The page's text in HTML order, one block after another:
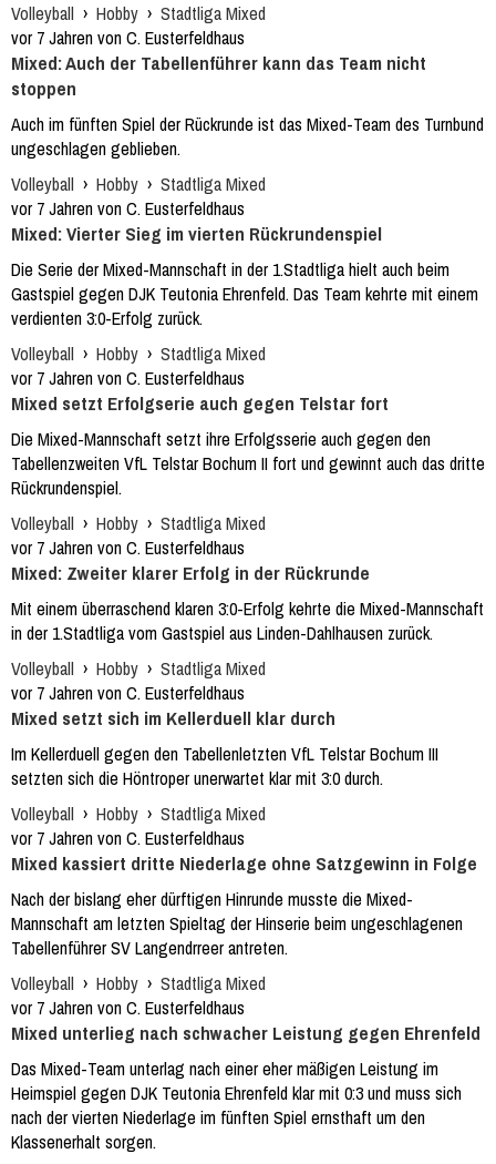
Volleyball › Hobby › Stadtliga Mixed
vor 7 Jahren von C. Eusterfeldhaus
Mixed: Auch der Tabellenführer kann das Team nicht
stoppen
Auch im fünften Spiel der Rückrunde ist das Mixed-Team des Turnbund
ungeschlagen geblieben.
Volleyball › Hobby › Stadtliga Mixed
vor 7 Jahren von C. Eusterfeldhaus
Mixed: Vierter Sieg im vierten Rückrundenspiel
Die Serie der Mixed-Mannschaft in der 1.Stadtliga hielt auch beim
Gastspiel gegen DJK Teutonia Ehrenfeld. Das Team kehrte mit einem
verdienten 3:0-Erfolg zurück.
Volleyball › Hobby › Stadtliga Mixed
vor 7 Jahren von C. Eusterfeldhaus
Mixed setzt Erfolgserie auch gegen Telstar fort
Die Mixed-Mannschaft setzt ihre Erfolgsserie auch gegen den
Tabellenzweiten VfL Telstar Bochum II fort und gewinnt auch das dritte
Rückrundenspiel.
Volleyball › Hobby › Stadtliga Mixed
vor 7 Jahren von C. Eusterfeldhaus
Mixed: Zweiter klarer Erfolg in der Rückrunde
Mit einem überraschend klaren 3:0-Erfolg kehrte die Mixed-Mannschaft
in der 1.Stadtliga vom Gastspiel aus Linden-Dahlhausen zurück.
Volleyball › Hobby › Stadtliga Mixed
vor 7 Jahren von C. Eusterfeldhaus
Mixed setzt sich im Kellerduell klar durch
Im Kellerduell gegen den Tabellenletzten VfL Telstar Bochum III
setzten sich die Höntroper unerwartet klar mit 3:0 durch.
Volleyball › Hobby › Stadtliga Mixed
vor 7 Jahren von C. Eusterfeldhaus
Mixed kassiert dritte Niederlage ohne Satzgewinn in Folge
Nach der bislang eher dürftigen Hinrunde musste die Mixed-
Mannschaft am letzten Spieltag der Hinserie beim ungeschlagenen
Tabellenführer SV Langendrreer antreten.
Volleyball › Hobby › Stadtliga Mixed
vor 7 Jahren von C. Eusterfeldhaus
Mixed unterlieg nach schwacher Leistung gegen Ehrenfeld
Das Mixed-Team unterlag nach einer eher mäßigen Leistung im
Heimspiel gegen DJK Teutonia Ehrenfeld klar mit 0:3 und muss sich
nach der vierten Niederlage im fünften Spiel ernsthaft um den
Klassenerhalt sorgen.